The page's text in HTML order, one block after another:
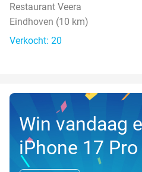
Restaurant Veera
Eindhoven (10 km)
Verkocht: 20
Win vandaag
iPhone 17 Pro